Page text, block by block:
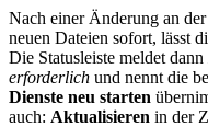
Nach einer Änderung an
neuen Dateien sofort, lässt
Die Statusleiste meldet dann
erforderlich und nennt die
Dienste neu starten
auch: Aktualisieren in der